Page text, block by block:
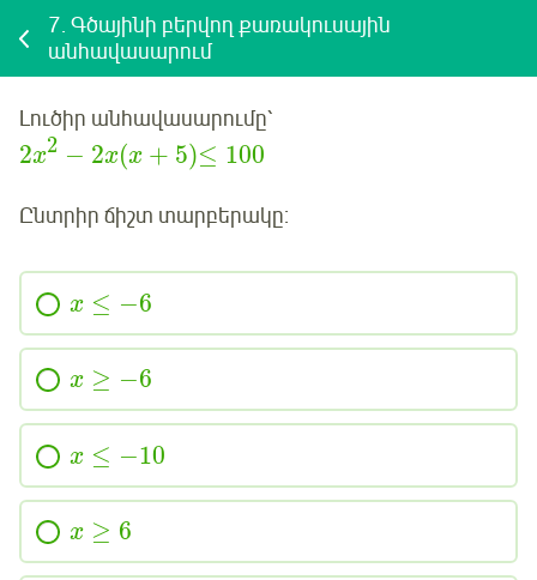
7. Գծայինի բերվող քառակուսային
անհավասարում
Լուծիր անհավասարումը՝
2x2 − 2x(x + 5)≤ 100
Ընտրիր ճիշտ տարբերակը:
x ≤ −6
x ≥ −6
x ≤ −10
x ≥ 6